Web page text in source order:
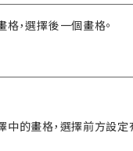
，選擇後一個畫格。
畫格，選擇前方設定